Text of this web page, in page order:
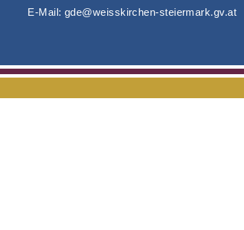
E-Mail: gde@weisskirchen-steiermark.gv.at